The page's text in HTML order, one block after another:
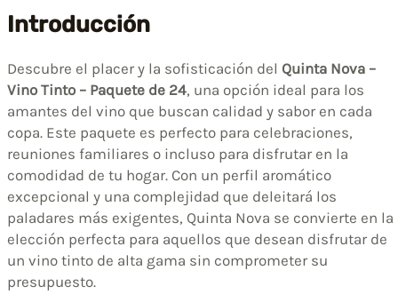
Introducción
Descubre el placer y la sofisticación del Quinta Nova –
Vino Tinto – Paquete de 24, una opción ideal para los
amantes del vino que buscan calidad y sabor en cada
copa. Este paquete es perfecto para celebraciones,
reuniones familiares o incluso para disfrutar en la
comodidad de tu hogar. Con un perfil aromático
excepcional y una complejidad que deleitará los
paladares más exigentes, Quinta Nova se convierte en la
elección perfecta para aquellos que desean disfrutar de
un vino tinto de alta gama sin comprometer su
presupuesto.